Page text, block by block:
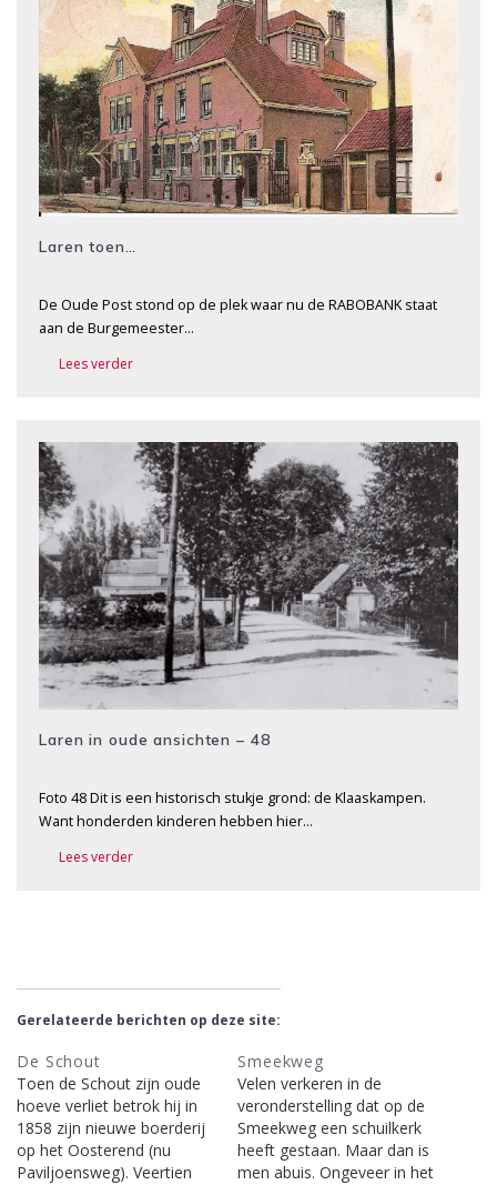
Laren toen…
De Oude Post stond op de plek waar nu de RABOBANK staat
aan de Burgemeester…
Lees verder
Laren in oude ansichten – 48
Foto 48 Dit is een historisch stukje grond: de Klaaskampen.
Want honderden kinderen hebben hier…
Lees verder
Gerelateerde berichten op deze site:
De Schout
Toen de Schout zijn oude
hoeve verliet betrok hij in
1858 zijn nieuwe boerderij
op het Oosterend (nu
Paviljoensweg). Veertien
Smeekweg
Velen verkeren in de
veronderstelling dat op de
Smeekweg een schuilkerk
heeft gestaan. Maar dan is
men abuis. Ongeveer in het